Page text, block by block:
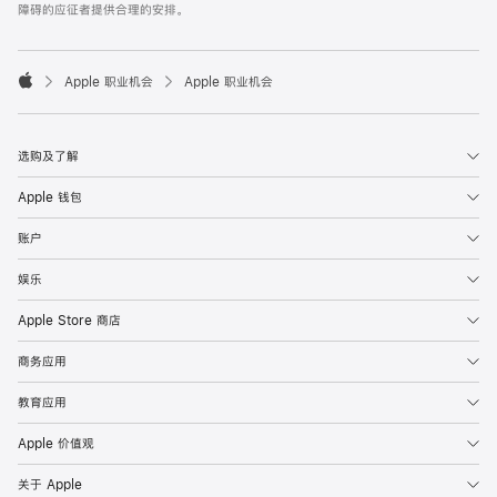
障碍的应征者提供合理的安排。

Apple 职业机会 Apple 职业机会
选购及了解
Apple 钱包
账户
娱乐
Apple Store 商店
商务应用
教育应用
Apple 价值观
关于 Apple